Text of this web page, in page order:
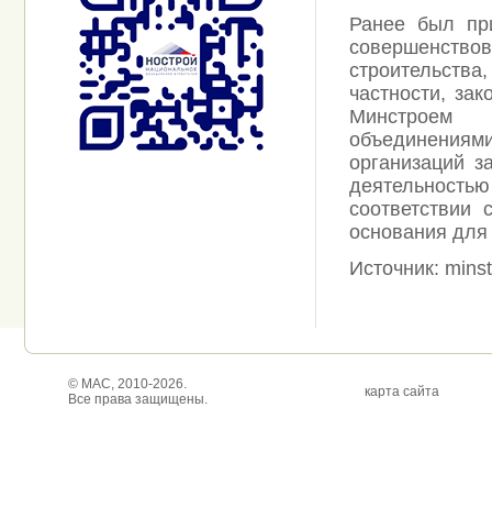
Ранее был
частности,
Минстроем
организаций
соответствии
основания для
Источник:
© МАС, 2010-2026.
Все права защищены.
карта сайта